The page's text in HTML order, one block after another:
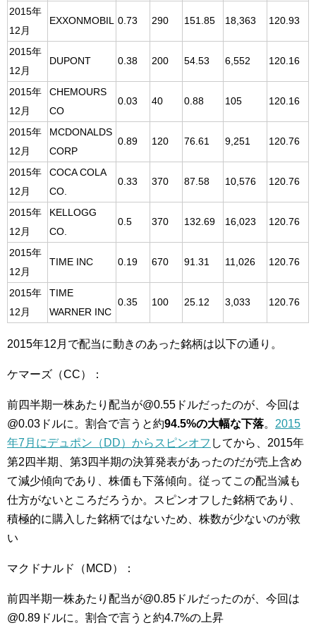
2015年
12月
EXXONMOBIL 0.73 290 151.85 18,363 120.93
2015年
12月
DUPONT 0.38 200 54.53 6,552 120.16
2015年
12月
CHEMOURS
CO
0.03 40 0.88 105 120.16
2015年
12月
MCDONALDS
CORP
0.89 120 76.61 9,251 120.76
2015年
12月
COCA COLA
CO.
0.33 370 87.58 10,576 120.76
2015年
12月
KELLOGG
CO.
0.5 370 132.69 16,023 120.76
2015年
12月
TIME INC 0.19 670 91.31 11,026 120.76
2015年
12月
TIME
WARNER INC
0.35 100 25.12 3,033 120.76
2015年12月で配当に動きのあった銘柄は以下の通り。
ケマーズ（CC）：
前四半期一株あたり配当が@0.55ドルだったのが、今回は
@0.03ドルに。割合で言うと約94.5%の大幅な下落。 2015
年7月にデュポン（DD）からスピンオフ してから、2015年
第2四半期、第3四半期の決算発表があったのだが売上含め
て減少傾向であり、株価も下落傾向。従ってこの配当減も
仕方がないところだろうか。スピンオフした銘柄であり、
積極的に購入した銘柄ではないため、株数が少ないのが救
い
マクドナルド（MCD）：
前四半期一株あたり配当が@0.85ドルだったのが、今回は
@0.89ドルに。割合で言うと約4.7%の上昇